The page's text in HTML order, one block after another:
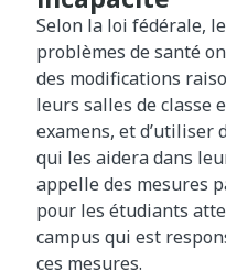
Selon la loi fédérale,
problèmes de santé
des modifications
leurs salles de classe
examens, et d’utiliser
qui les aidera dans
appelle des mesures
pour les étudiants
campus qui est
ces mesures.